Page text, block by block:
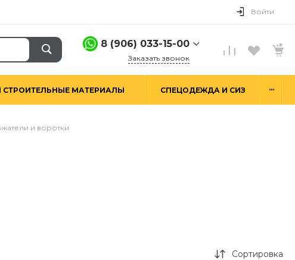
Войти
8 (906) 033-15-00
г. Москва,
Заказать звонок
СТРОИТЕЛЬНЫЕ МАТЕРИАЛЫ СПЕЦОДЕЖДА И СИЗ ...
и воротки
Сортировка